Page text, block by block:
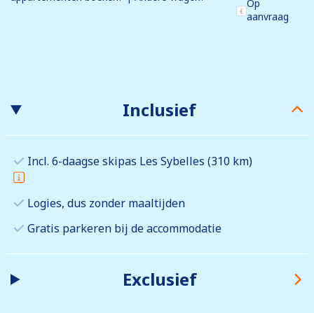
Op
aanvraag
Inclusief
Incl. 6-daagse skipas Les Sybelles (310 km)
Logies, dus zonder maaltijden
Gratis parkeren bij de accommodatie
Exclusief